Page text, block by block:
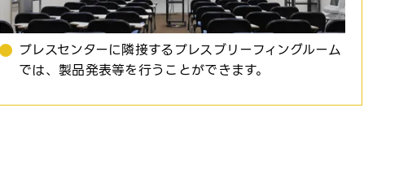
プレスセンターに隣接するプレスブリーフィングルーム
では、製品発表等を行うことができます。